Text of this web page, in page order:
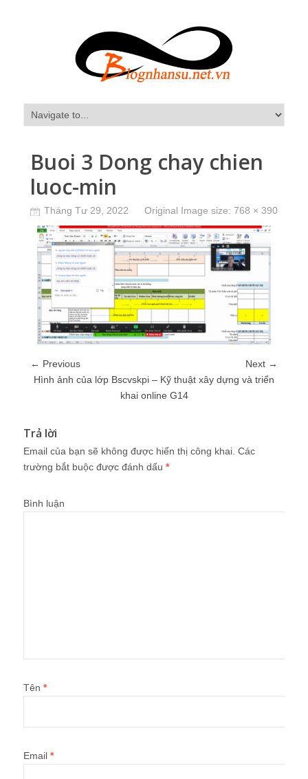
Buoi 3 Dong chay chien
luoc-min
Tháng Tư 29, 2022 Original Image size: 768 × 390
← Previous
Next →
Hình ảnh của lớp Bscvskpi – Kỹ thuật xây dựng và triển
khai online G14
Trả lời
Email của bạn sẽ không được hiển thị công khai. Các
trường bắt buộc được đánh dấu *
Bình luận
Tên *
Email *